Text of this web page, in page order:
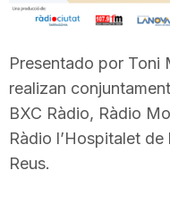
e
a
Presentado por Toni
realizan
BXC Ràdio, Ràdio
Ràdio l’Hospitalet
Reus.